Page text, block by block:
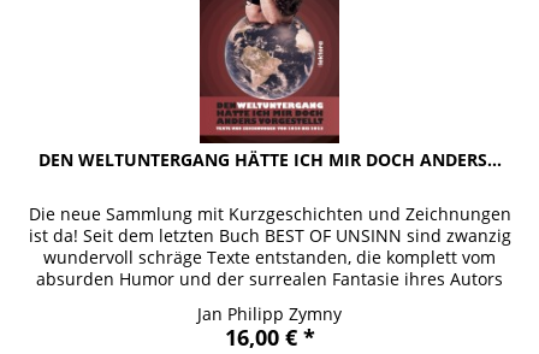
DEN WELTUNTERGANG HÄTTE ICH MIR DOCH ANDERS...
Die neue Sammlung mit Kurzgeschichten und Zeichnungen
ist da! Seit dem letzten Buch BEST OF UNSINN sind zwanzig
wundervoll schräge Texte entstanden, die komplett vom
absurden Humor und der surrealen Fantasie ihres Autors
Jan Philipp Zymny
16,00 € *